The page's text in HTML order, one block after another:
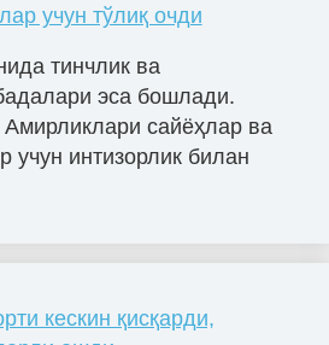
учун тўлиқ очди
тинчлик ва
эса бошлади.
сайёҳлар ва
учун интизорлик билан
кескин қисқарди,